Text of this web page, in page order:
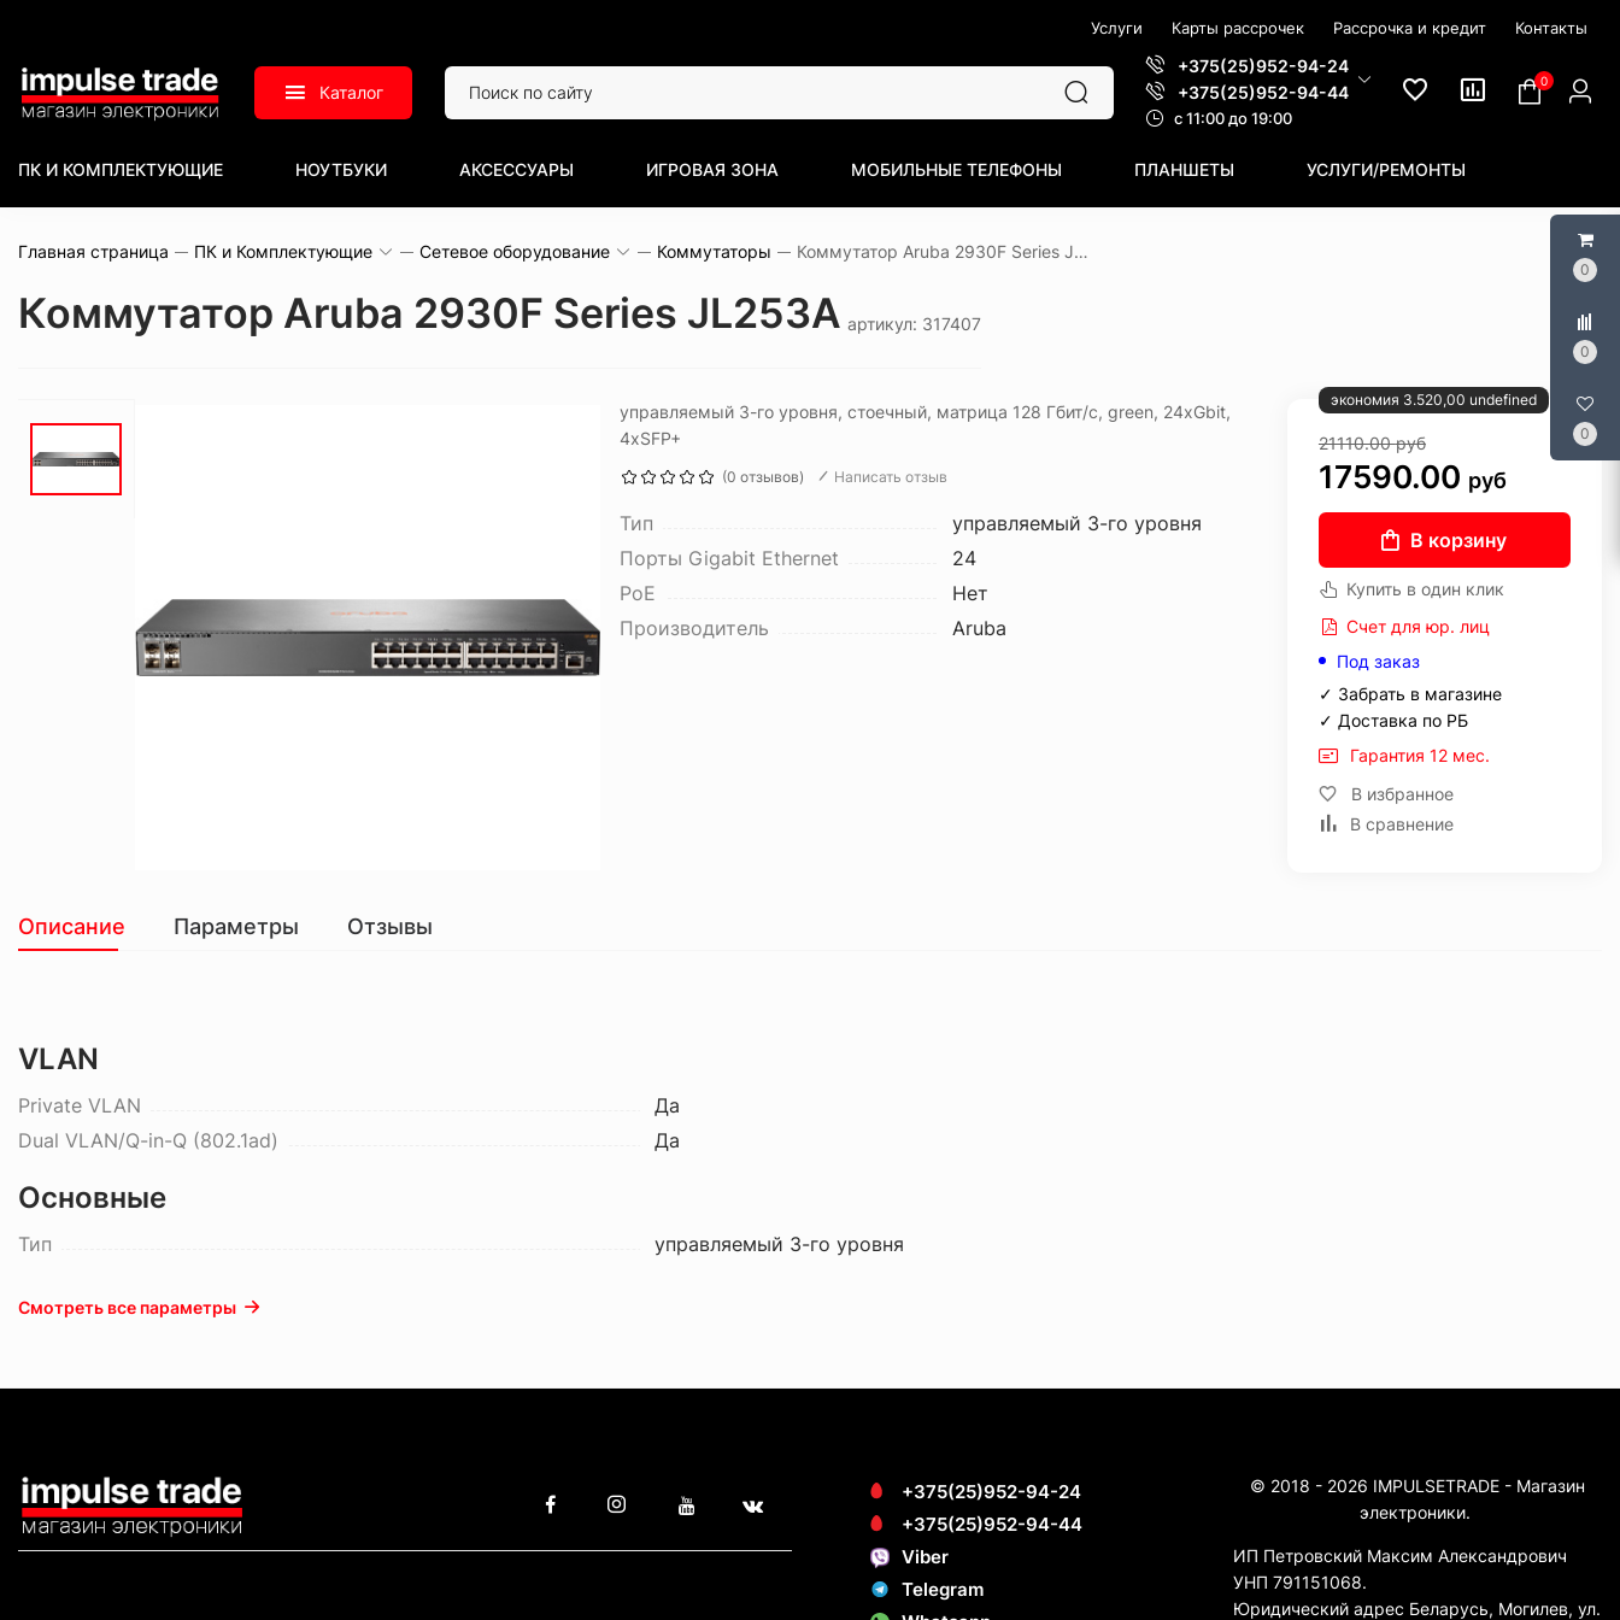
0
0
0
Услуги Карты рассрочек Рассрочка и кредит Контакты
Каталог
+375(25)952-94-24
+375(25)952-94-44
c 11:00 до 19:00
0
ПК И КОМПЛЕКТУЮЩИЕ НОУТБУКИ АКСЕССУАРЫ ИГРОВАЯ ЗОНА МОБИЛЬНЫЕ ТЕЛЕФОНЫ ПЛАНШЕТЫ УСЛУГИ/РЕМОНТЫ
Главная страница ПК и Комплектующие Сетевое оборудование Коммутаторы Коммутатор Aruba 2930F Series JL253A
Коммутатор Aruba 2930F Series JL253A артикул: 317407
управляемый 3-го уровня, стоечный, матрица 128 Гбит/с, green, 24xGbit,
4xSFP+
(0 отзывов) Написать отзыв
Тип
управляемый 3-го уровня
Порты Gigabit Ethernet
24
PoE
Нет
Производитель
Aruba
экономия 3.520,00 undefined
21110.00руб
17590.00 руб
В корзину
Купить в один клик
Счет для юр. лиц
Под заказ
✓ Забрать в магазине
✓ Доставка по РБ
Гарантия 12 мес.
В избранное
В сравнение
Описание Параметры Отзывы
VLAN
Private VLAN
Да
Dual VLAN/Q-in-Q (802.1ad)
Да
Основные
Тип управляемый 3-го уровня
Смотреть все параметры
+375(25)952-94-24
+375(25)952-94-44
Viber
Telegram
© 2018 - 2026 IMPULSETRADE - Магазин
электроники.
ИП Петровский Максим Александрович
УНП 791151068.
Юридический адрес Беларусь, Могилев, ул.